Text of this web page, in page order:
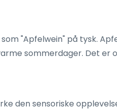
"Apfelwein" på tysk.
sommerdager. Det er
den sensoriske